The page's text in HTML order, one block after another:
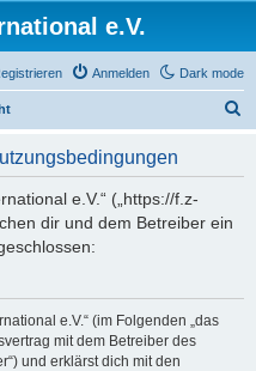
e.V.
Dark mode
Anmelden
e.V.“ („https://f.z-
dir und dem Betreiber ein
e.V.“ (im Folgenden „das
mit dem Betreiber des
und erklärst dich mit den